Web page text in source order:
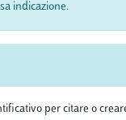
indicazione.
per citare o